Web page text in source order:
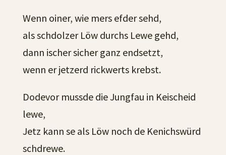
Wenn oiner, wie mers efder sehd,
als schdolzer Löw durchs Lewe gehd,
dann ischer sicher ganz endsetzt,
wenn er jetzerd rickwerts krebst.
Dodevor mussde die Jungfau in Keischeid
lewe,
Jetz kann se als Löw noch de Kenichswürd
schdrewe.